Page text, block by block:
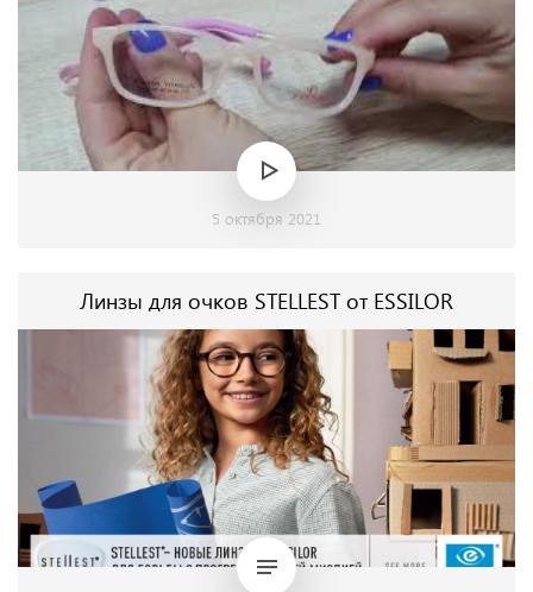
5 октября 2021
Линзы для очков STELLEST от ESSILOR